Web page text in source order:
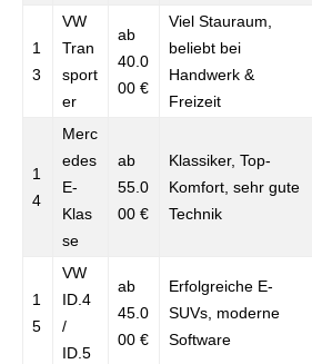
1
3
VW
Tran
sport
er
ab
40.0
00 €
Viel Stauraum,
beliebt bei
Handwerk &
Freizeit
1
4
Merc
edes
E-
Klas
se
ab
55.0
00 €
Klassiker, Top-
Komfort, sehr gute
Technik
1
5
VW
ID.4
/
ID.5
ab
45.0
00 €
Erfolgreiche E-
SUVs, moderne
Software